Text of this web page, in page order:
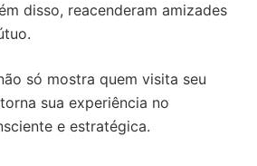
disso, reacenderam amizades
só mostra quem visita seu
sua experiência no
e estratégica.